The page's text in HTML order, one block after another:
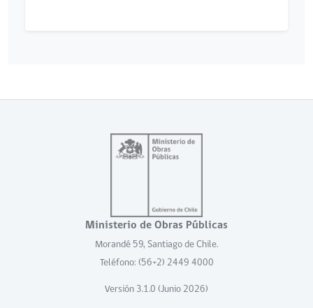
Ministerio de Obras Públicas
Morandé 59, Santiago de Chile.
Teléfono: (56+2) 2449 4000
Versión 3.1.0 (Junio 2026)